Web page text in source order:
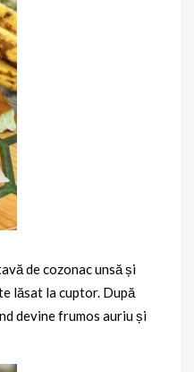
de cozonac unsă și
lăsat la cuptor. După
devine frumos auriu și